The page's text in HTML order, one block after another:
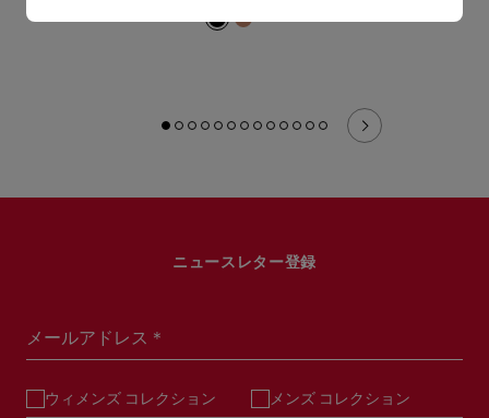
ニュースレター登録
メールアドレス＊
ウィメンズ コレクション メンズ コレクション